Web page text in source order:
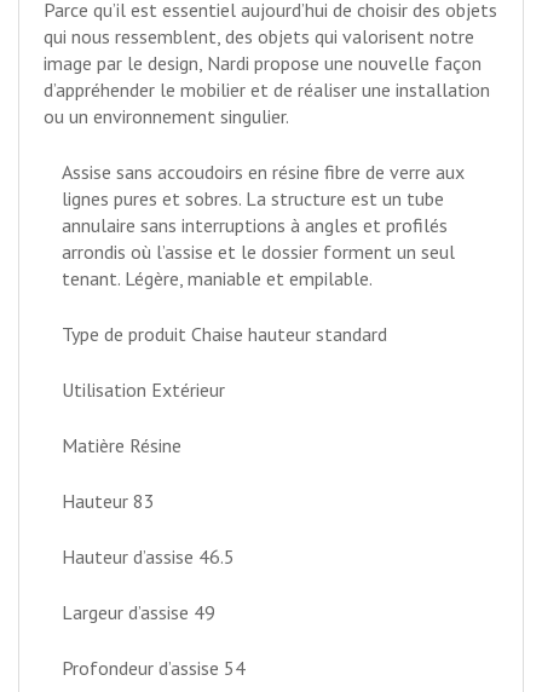
Parce qu’il est essentiel aujourd’hui de choisir des objets
qui nous ressemblent, des objets qui valorisent notre
image par le design, Nardi propose une nouvelle façon
d’appréhender le mobilier et de réaliser une installation
ou un environnement singulier.
Assise sans accoudoirs en résine fibre de verre aux
lignes pures et sobres. La structure est un tube
annulaire sans interruptions à angles et profilés
arrondis où l’assise et le dossier forment un seul
tenant. Légère, maniable et empilable.
Type de produit Chaise hauteur standard
Utilisation Extérieur
Matière Résine
Hauteur 83
Hauteur d’assise 46.5
Largeur d’assise 49
Profondeur d’assise 54